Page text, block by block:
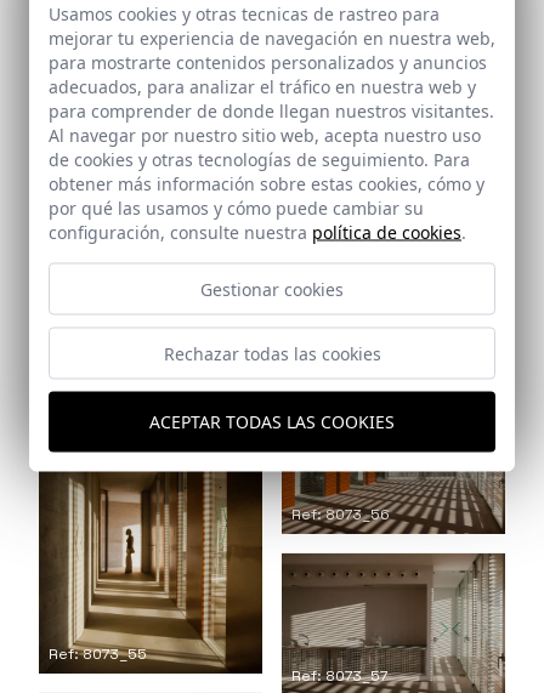
Ref: 8073_51
Ref: 8073_52
Ref: 8073_54
Ref: 8073_55
Ref: 8073_56
Ref: 8073_57
Usamos cookies y otras tecnicas de rastreo para
mejorar tu experiencia de navegación en nuestra web,
para mostrarte contenidos personalizados y anuncios
adecuados, para analizar el tráfico en nuestra web y
para comprender de donde llegan nuestros visitantes.
Al navegar por nuestro sitio web, acepta nuestro uso
de cookies y otras tecnologías de seguimiento. Para
obtener más información sobre estas cookies, cómo y
por qué las usamos y cómo puede cambiar su
configuración, consulte nuestra política de cookies.
Gestionar cookies
Rechazar todas las cookies
ACEPTAR TODAS LAS COOKIES